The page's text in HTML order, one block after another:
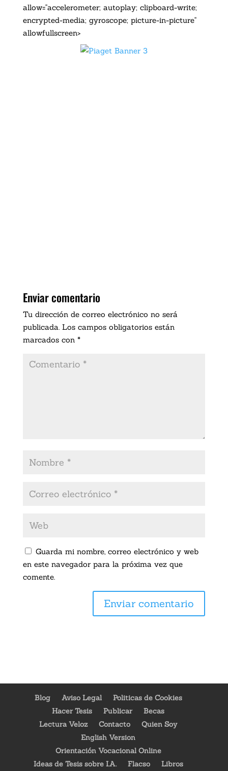
allow="accelerometer; autoplay; clipboard-write;
encrypted-media; gyroscope; picture-in-picture"
allowfullscreen>
Enviar comentario
Tu dirección de correo electrónico no será
publicada. Los campos obligatorios están
marcados con *
Guarda mi nombre, correo electrónico y web
en este navegador para la próxima vez que
comente.
Blog Aviso Legal
Politicas de Cookies
Hacer Tesis
Publicar
Becas
Lectura Veloz
Contacto
Quien Soy
English Version
Orientación Vocacional Online
Ideas de Tesis sobre I.A.
Flacso Libros